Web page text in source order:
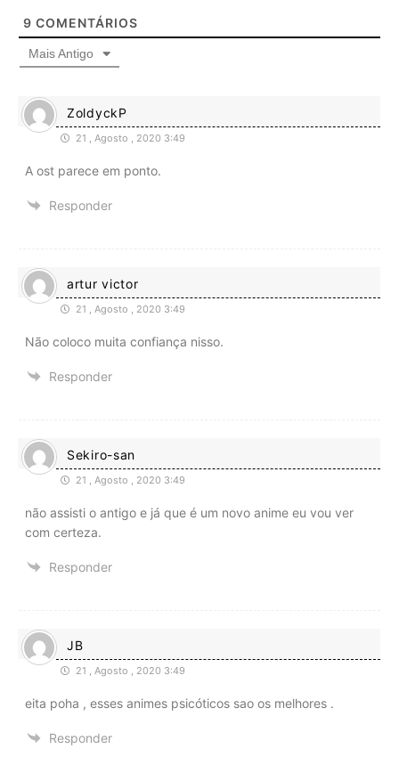
9 COMENTÁRIOS
Mais Antigo
ZoldyckP
21 , Agosto , 2020 3:49
A ost parece em ponto.
Responder
artur victor
21 , Agosto , 2020 3:49
Não coloco muita confiança nisso.
Responder
Sekiro-san
21 , Agosto , 2020 3:49
não assisti o antigo e já que é um novo anime eu vou ver
com certeza.
Responder
JB
21 , Agosto , 2020 3:49
eita poha , esses animes psicóticos sao os melhores .
Responder